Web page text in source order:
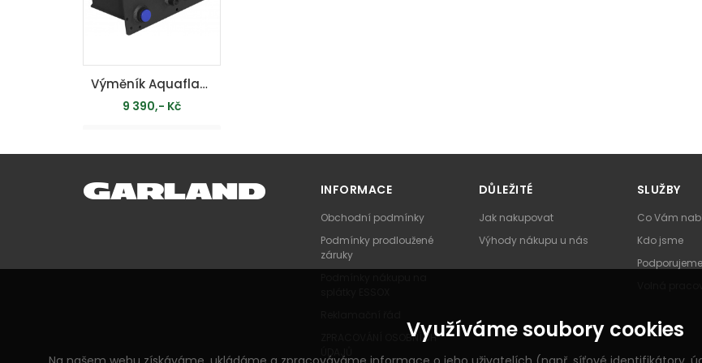
Výměník Aquaflam VARIO 5kW - teplovodní krbová kamna
9 390,- Kč
VYPRODÁNO
INFORMACE
Obchodní podmínky
Podmínky prodloužené
záruky
ZPRACOVÁNÍ OSOBNÍCH
DŮLEŽITÉ
Jak nakupovat
Výhody nákupu u nás
SLUŽBY
Co Vám
Kdo jsme
Podporujeme
Využíváme soubory cookies